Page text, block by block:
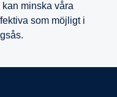
minska våra
som möjligt i